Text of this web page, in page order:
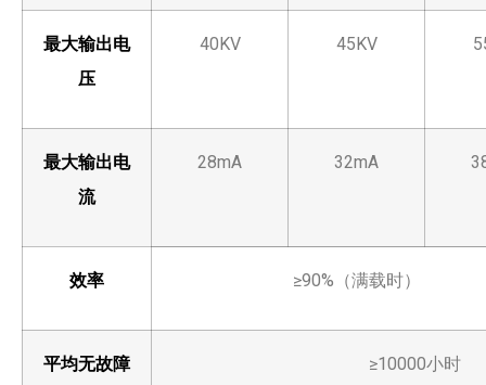
最大输出电
压
40KV 45KV
最大输出电
流
28mA 32mA
效率 ≥90%（满载时）
平均无故障
≥10000小时